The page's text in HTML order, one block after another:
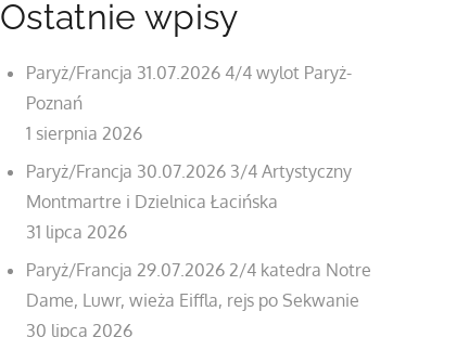
Ostatnie wpisy
Paryż/Francja 31.07.2026 4/4 wylot Paryż-
Poznań
1 sierpnia 2026
Paryż/Francja 30.07.2026 3/4 Artystyczny
Montmartre i Dzielnica Łacińska
31 lipca 2026
Paryż/Francja 29.07.2026 2/4 katedra Notre
Dame, Luwr, wieża Eiffla, rejs po Sekwanie
30 lipca 2026